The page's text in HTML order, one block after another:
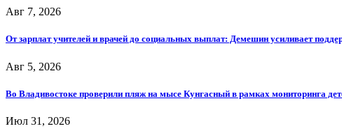
Авг 7, 2026
От зарплат учителей и врачей до социальных выплат: Демешин усиливает
Авг 5, 2026
Во Владивостоке проверили пляж на мысе Кунгасный в рамках мониторинга
Июл 31, 2026